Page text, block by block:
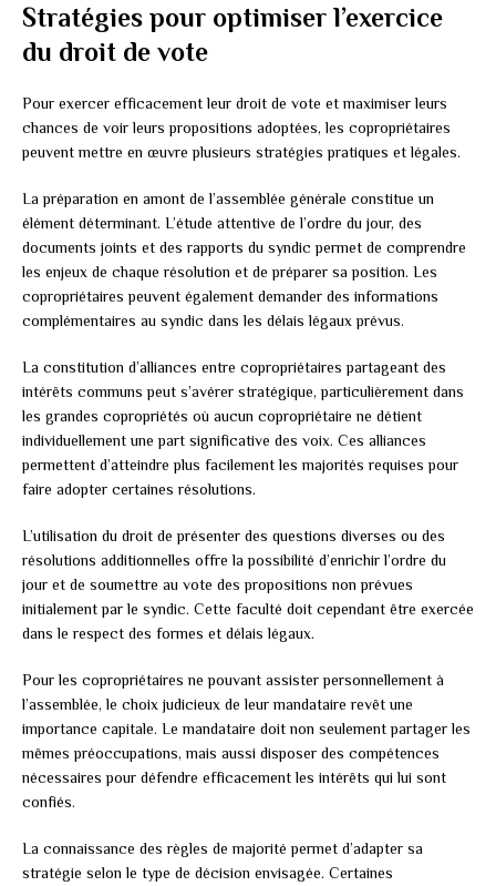
Stratégies pour optimiser l’exercice
du droit de vote
Pour exercer efficacement leur droit de vote et maximiser leurs
chances de voir leurs propositions adoptées, les copropriétaires
peuvent mettre en œuvre plusieurs stratégies pratiques et légales.
La préparation en amont de l’assemblée générale constitue un
élément déterminant. L’étude attentive de l’ordre du jour, des
documents joints et des rapports du syndic permet de comprendre
les enjeux de chaque résolution et de préparer sa position. Les
copropriétaires peuvent également demander des informations
complémentaires au syndic dans les délais légaux prévus.
La constitution d’alliances entre copropriétaires partageant des
intérêts communs peut s’avérer stratégique, particulièrement dans
les grandes copropriétés où aucun copropriétaire ne détient
individuellement une part significative des voix. Ces alliances
permettent d’atteindre plus facilement les majorités requises pour
faire adopter certaines résolutions.
L’utilisation du droit de présenter des questions diverses ou des
résolutions additionnelles offre la possibilité d’enrichir l’ordre du
jour et de soumettre au vote des propositions non prévues
initialement par le syndic. Cette faculté doit cependant être exercée
dans le respect des formes et délais légaux.
Pour les copropriétaires ne pouvant assister personnellement à
l’assemblée, le choix judicieux de leur mandataire revêt une
importance capitale. Le mandataire doit non seulement partager les
mêmes préoccupations, mais aussi disposer des compétences
nécessaires pour défendre efficacement les intérêts qui lui sont
confiés.
La connaissance des règles de majorité permet d’adapter sa
stratégie selon le type de décision envisagée. Certaines